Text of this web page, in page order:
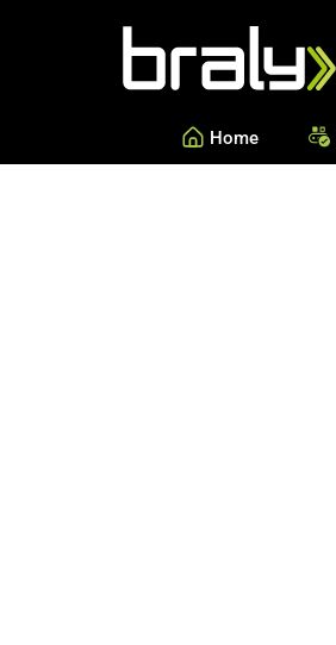
Home